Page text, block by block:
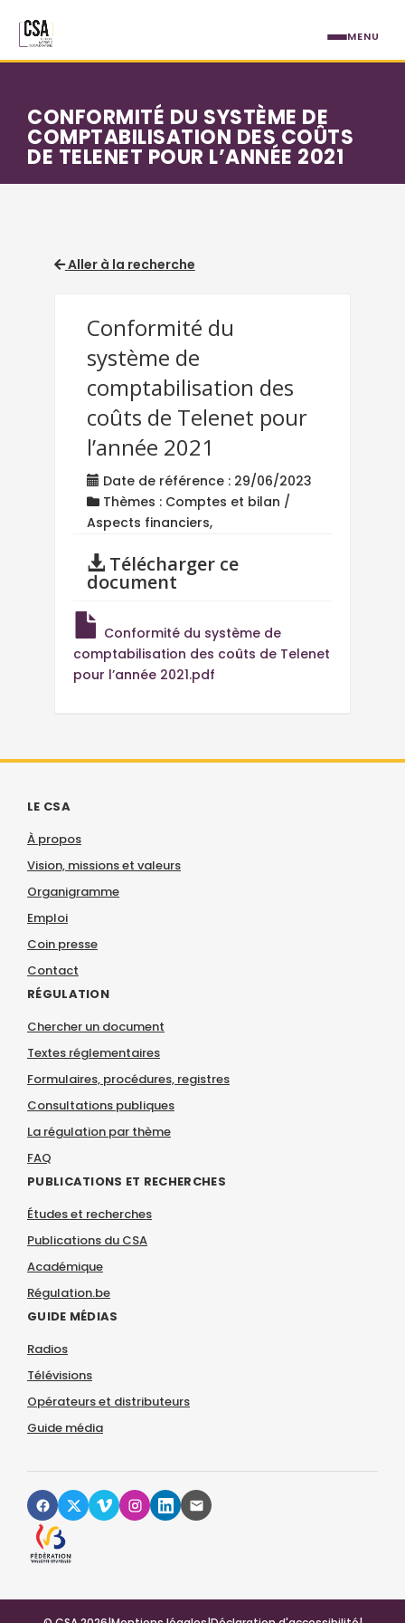
CONFORMITÉ DU SYSTÈME DE
COMPTABILISATION DES COÛTS
DE TELENET POUR L’ANNÉE 2021
Aller à la recherche
Conformité du
système de
comptabilisation des
coûts de Telenet pour
l’année 2021
Date de référence : 29/06/2023
Thèmes : Comptes et bilan /
Aspects financiers,
Télécharger ce
document
Conformité du système de
comptabilisation des coûts de Telenet
pour l’année 2021.pdf
LE CSA
À propos
Vision, missions et valeurs
Organigramme
Emploi
Coin presse
Contact
RÉGULATION
Chercher un document
Textes réglementaires
Formulaires, procédures, registres
Consultations publiques
La régulation par thème
FAQ
PUBLICATIONS ET RECHERCHES
Études et recherches
Publications du CSA
Académique
Régulation.be
GUIDE MÉDIAS
Radios
Télévisions
Opérateurs et distributeurs
Guide média
MENU